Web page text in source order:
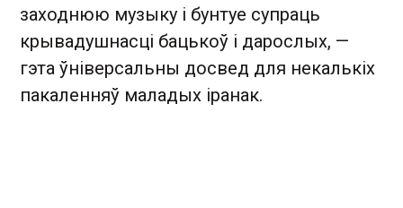
заходнюю музыку і бунтуе супраць
крывадушнасці бацькоў і дарослых, —
гэта ўніверсальны досвед для некалькіх
пакаленняў маладых іранак.